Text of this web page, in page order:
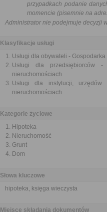
przypadkach podanie
momencie (pisemnie na
Administrator nie podejmuje decyzji
Klasyfikacje usługi
Usługi dla obywateli -
Usługi dla przedsiębiorców
nieruchomościach
Usługi dla instytucji,
nieruchomościach
Kategorie życiowe
Hipoteka
Nieruchomość
Grunt
Dom
Słowa kluczowe
hipoteka, księga wieczysta
Miejsce składania dokumentów